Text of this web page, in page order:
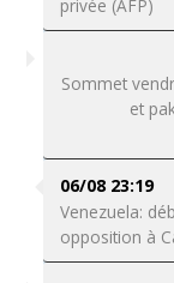
privée (AFP)
Sommet
et
06/08 23:19
Venezuela:
opposition à